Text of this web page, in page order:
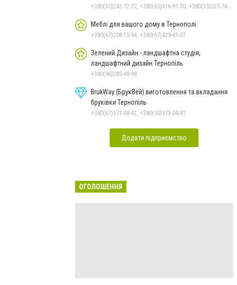
+380(35)242-72-37, +380(63)616-91-30, +380(35)225-74-78
Меблі для вашого дому в Тернополі
+380(67)208-15-94, +380(67)429-41-07
Зелений Дизайн - ландшафтна студія,
ландшафтний дизайн Тернопіль
+380(96)285-48-98
BrukWay (БрукВей) виготовлення та вкладання
бруківки Тернопіль
+380(67)371-48-42, +380(50)373-04-81
Додати підприємство
ОГОЛОШЕННЯ